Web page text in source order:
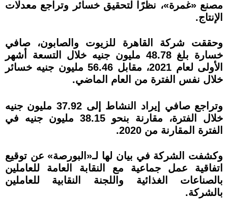
مصنع «غمرة»، نظرًا لتحقيق خسائر وتراجع معدلات
الإنتاج.
وحققت شركة القاهرة للزيوت والصابون، صافي
خسارة بلغ 48.78 مليون جنيه خلال التسعة أشهر
الأولى لعام 2021، مقابل 56.46 مليون جنيه خسائر
خلال نفس الفترة من العام الماضي.
وتراجع صافي إيراد النشاط إلى 37.92 مليون جنيه
خلال الفترة، مقارنة بنحو 38.15 مليون جنيه في
الفترة المقارنة من 2020.
وكشفت الشركة في بيان لها لـ«البورصة» عن توقيع
اتفاقية عمل جماعية مع النقابة العامة للعاملين
بالصناعات الغذائية واللجنة النقابية للعاملين
بالشركة.